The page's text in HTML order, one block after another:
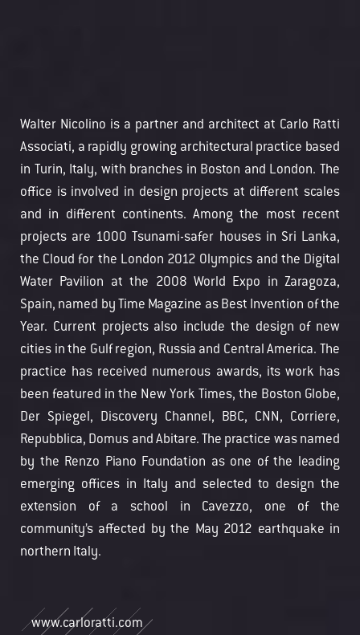
Walter Nicolino is a partner and architect at Carlo Ratti
Associati, a rapidly growing architectural practice based
in Turin, Italy, with branches in Boston and London. The
office is involved in design projects at different scales
and in different continents. Among the most recent
projects are 1000 Tsunami-safer houses in Sri Lanka,
the Cloud for the London 2012 Olympics and the Digital
Water Pavilion at the 2008 World Expo in Zaragoza,
Spain, named by Time Magazine as Best Invention of the
Year. Current projects also include the design of new
cities in the Gulf region, Russia and Central America. The
practice has received numerous awards, its work has
been featured in the New York Times, the Boston Globe,
Der Spiegel, Discovery Channel, BBC, CNN, Corriere,
Repubblica, Domus and Abitare. The practice was named
by the Renzo Piano Foundation as one of the leading
emerging offices in Italy and selected to design the
extension of a school in Cavezzo, one of the
community’s affected by the May 2012 earthquake in
northern Italy.
www.carloratti.com